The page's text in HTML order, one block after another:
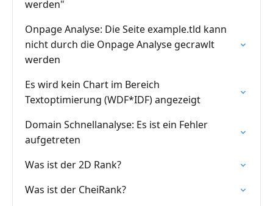
werden"
Onpage Analyse: Die Seite example.tld kann
nicht durch die Onpage Analyse gecrawlt
werden
Es wird kein Chart im Bereich
Textoptimierung (WDF*IDF) angezeigt
Domain Schnellanalyse: Es ist ein Fehler
aufgetreten
Was ist der 2D Rank?
Was ist der CheiRank?